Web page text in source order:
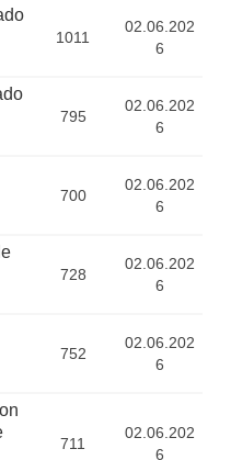
1011
02.06.202
6
795
02.06.202
6
700
02.06.202
6
728
02.06.202
6
752
02.06.202
6
711
02.06.202
6